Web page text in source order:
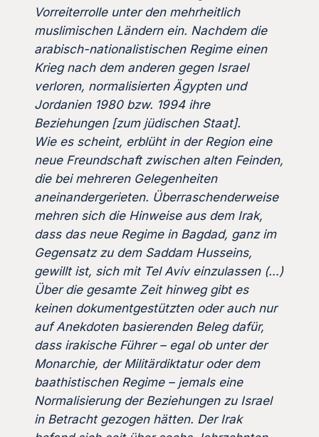
Vorreiterrolle unter den mehrheitlich
muslimischen Ländern ein. Nachdem die
arabisch-nationalistischen Regime einen
Krieg nach dem anderen gegen Israel
verloren, normalisierten Ägypten und
Jordanien 1980 bzw. 1994 ihre
Beziehungen [zum jüdischen Staat].
Wie es scheint, erblüht in der Region eine
neue Freundschaft zwischen alten Feinden,
die bei mehreren Gelegenheiten
aneinandergerieten. Überraschenderweise
mehren sich die Hinweise aus dem Irak,
dass das neue Regime in Bagdad, ganz im
Gegensatz zu dem Saddam Husseins,
gewillt ist, sich mit Tel Aviv einzulassen (…)
Über die gesamte Zeit hinweg gibt es
keinen dokumentgestützten oder auch nur
auf Anekdoten basierenden Beleg dafür,
dass irakische Führer – egal ob unter der
Monarchie, der Militärdiktatur oder dem
baathistischen Regime – jemals eine
Normalisierung der Beziehungen zu Israel
in Betracht gezogen hätten. Der Irak